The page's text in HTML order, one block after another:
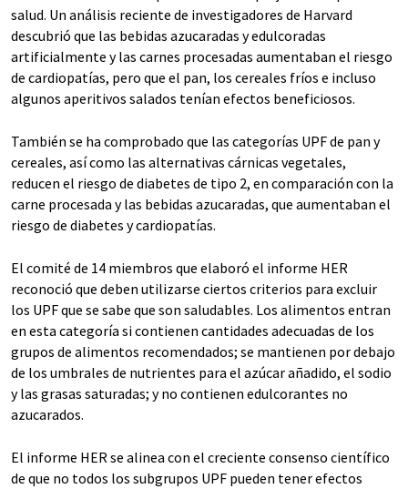
salud. Un análisis reciente de investigadores de Harvard
descubrió que las bebidas azucaradas y edulcoradas
artificialmente y las carnes procesadas aumentaban el riesgo
de cardiopatías, pero que el pan, los cereales fríos e incluso
algunos aperitivos salados tenían efectos beneficiosos.
También se ha comprobado que las categorías UPF de pan y
cereales, así como las alternativas cárnicas vegetales,
reducen el riesgo de diabetes de tipo 2, en comparación con la
carne procesada y las bebidas azucaradas, que aumentaban el
riesgo de diabetes y cardiopatías.
El comité de 14 miembros que elaboró el informe HER
reconoció que deben utilizarse ciertos criterios para excluir
los UPF que se sabe que son saludables. Los alimentos entran
en esta categoría si contienen cantidades adecuadas de los
grupos de alimentos recomendados; se mantienen por debajo
de los umbrales de nutrientes para el azúcar añadido, el sodio
y las grasas saturadas; y no contienen edulcorantes no
azucarados.
El informe HER se alinea con el creciente consenso científico
de que no todos los subgrupos UPF pueden tener efectos